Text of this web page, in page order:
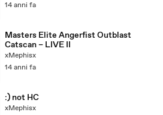
14 anni fa
Masters Elite Angerfist Outblast
Catscan – LIVE II
xMephisx
14 anni fa
:) not HC
xMephisx